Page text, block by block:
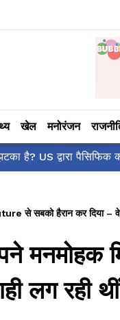
खेल मनोरंजन
पोस्ट, 'अल्फा' टीज़र पर
से सबको हैरान कर दिया – वे
लग रही